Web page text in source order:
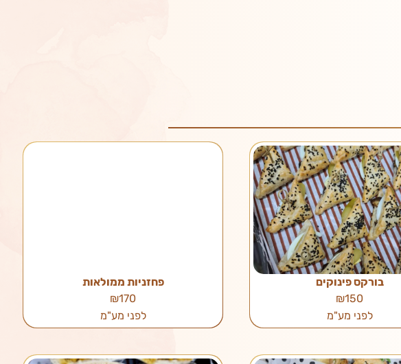
בורקס פינוקים
₪150
לפני מע"מ
פחזניות ממולאות
₪170
לפני מע"מ